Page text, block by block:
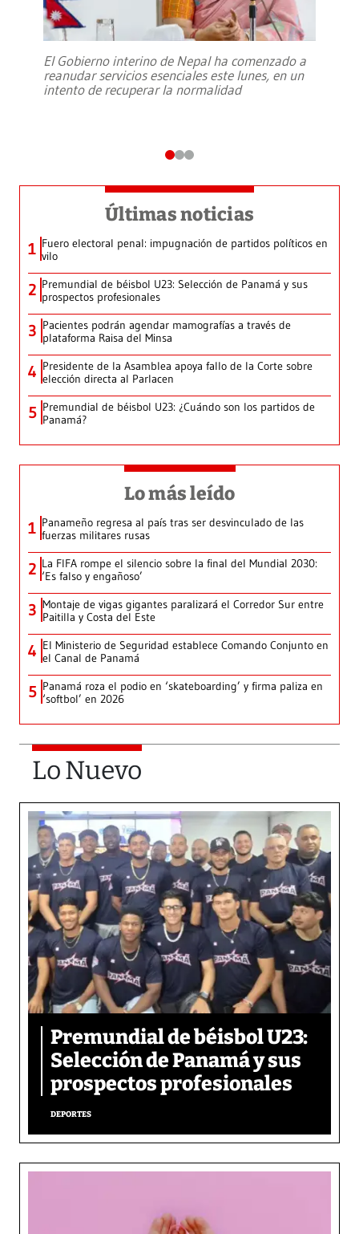
El Gobierno interino de Nepal ha comenzado a
reanudar servicios esenciales este lunes, en un
intento de recuperar la normalidad
Últimas noticias
1 Fuero electoral penal: impugnación de partidos políticos en
vilo
2 Premundial de béisbol U23: Selección de Panamá y sus
prospectos profesionales
3 Pacientes podrán agendar mamografías a través de
plataforma Raisa del Minsa
4 Presidente de la Asamblea apoya fallo de la Corte sobre
elección directa al Parlacen
5 Premundial de béisbol U23: ¿Cuándo son los partidos de
Panamá?
Lo más leído
1 Panameño regresa al país tras ser desvinculado de las
fuerzas militares rusas
2 La FIFA rompe el silencio sobre la final del Mundial 2030:
‘Es falso y engañoso’
3 Montaje de vigas gigantes paralizará el Corredor Sur entre
Paitilla y Costa del Este
4 El Ministerio de Seguridad establece Comando Conjunto en
el Canal de Panamá
5 Panamá roza el podio en ‘skateboarding’ y firma paliza en
‘softbol’ en 2026
Lo Nuevo
Premundial de béisbol U23:
Selección de Panamá y sus
prospectos profesionales
DEPORTES